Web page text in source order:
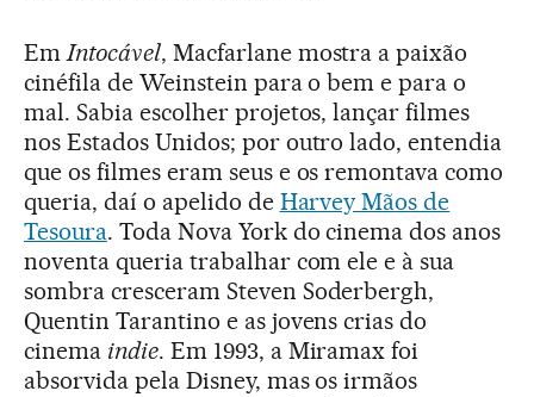
Em Intocável, Macfarlane mostra a paixão
cinéfila de Weinstein para o bem e para o
mal. Sabia escolher projetos, lançar filmes
nos Estados Unidos; por outro lado, entendia
que os filmes eram seus e os remontava como
queria, daí o apelido de Harvey Mãos de
Tesoura. Toda Nova York do cinema dos anos
noventa queria trabalhar com ele e à sua
sombra cresceram Steven Soderbergh,
Quentin Tarantino e as jovens crias do
cinema indie. Em 1993, a Miramax foi
absorvida pela Disney, mas os irmãos